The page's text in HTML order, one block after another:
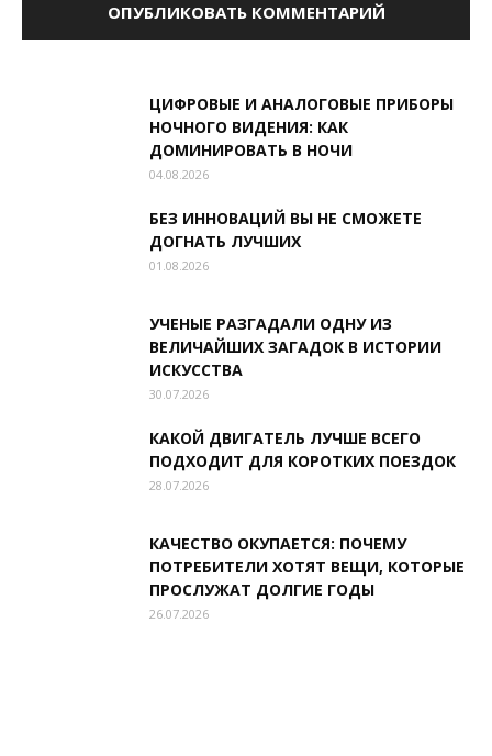
ЦИФРОВЫЕ И АНАЛОГОВЫЕ ПРИБОРЫ
НОЧНОГО ВИДЕНИЯ: КАК
ДОМИНИРОВАТЬ В НОЧИ
04.08.2026
БЕЗ ИННОВАЦИЙ ВЫ НЕ СМОЖЕТЕ
ДОГНАТЬ ЛУЧШИХ
01.08.2026
УЧЕНЫЕ РАЗГАДАЛИ ОДНУ ИЗ
ВЕЛИЧАЙШИХ ЗАГАДОК В ИСТОРИИ
ИСКУССТВА
30.07.2026
КАКОЙ ДВИГАТЕЛЬ ЛУЧШЕ ВСЕГО
ПОДХОДИТ ДЛЯ КОРОТКИХ ПОЕЗДОК
28.07.2026
КАЧЕСТВО ОКУПАЕТСЯ: ПОЧЕМУ
ПОТРЕБИТЕЛИ ХОТЯТ ВЕЩИ, КОТОРЫЕ
ПРОСЛУЖАТ ДОЛГИЕ ГОДЫ
26.07.2026